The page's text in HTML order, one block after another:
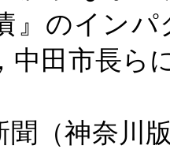
』のイン
中田市長ら
聞（神奈川